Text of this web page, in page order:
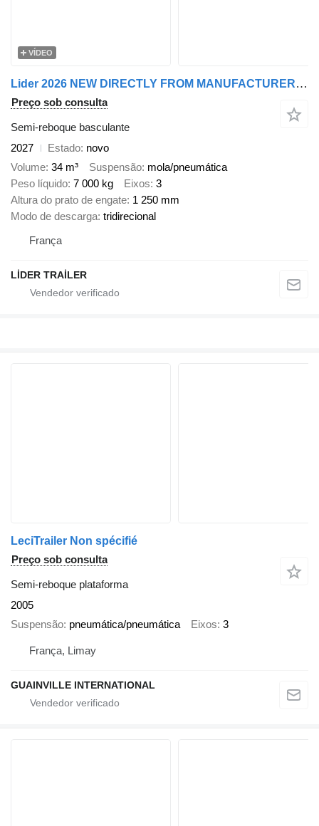
VÍDEO
Lider 2026 NEW DIRECTLY FROM MANUFACTURER STOCKS READY IN STOCKS
Preço sob consulta
Semi-reboque basculante
2027
Estado novo
Volume 34 m³ Suspensão mola/pneumática
Peso líquido 7 000 kg Eixos 3
Altura do prato de engate 1 250 mm
Modo de descarga tridirecional
França
LİDER TRAİLER
LeciTrailer Non spécifié
Preço sob consulta
Semi-reboque plataforma
2005
Suspensão pneumática/pneumática Eixos 3
França, Limay
GUAINVILLE INTERNATIONAL